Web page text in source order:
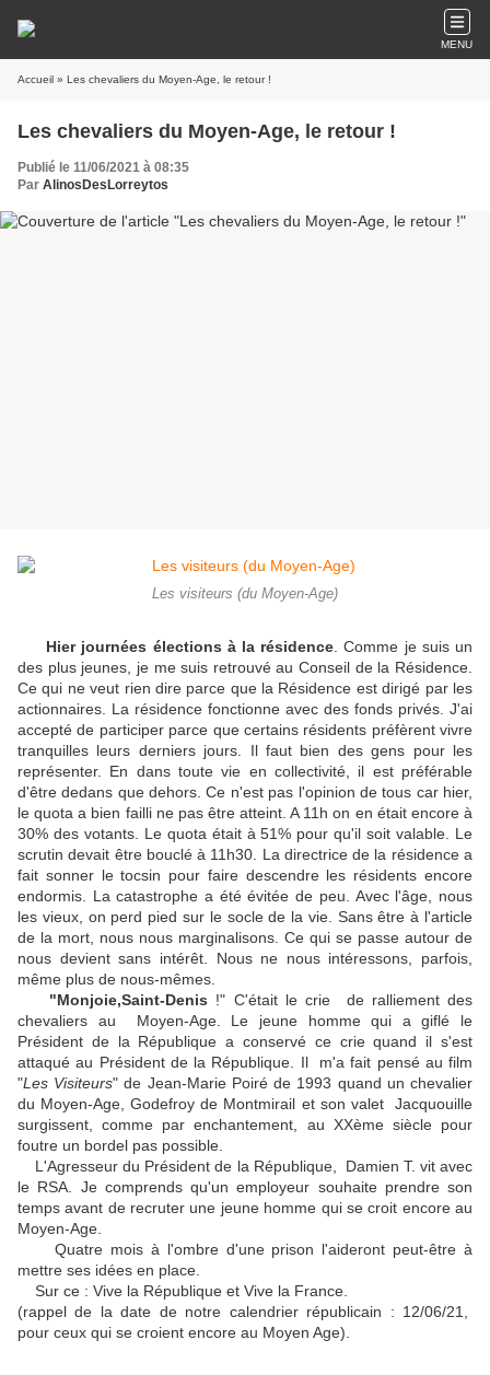
MENU
Accueil » Les chevaliers du Moyen-Age, le retour !
Les chevaliers du Moyen-Age, le retour !
Publié le 11/06/2021 à 08:35
Par AlinosDesLorreytos
Les visiteurs (du Moyen-Age)
Hier journées élections à la résidence . Comme je suis un
des plus jeunes, je me suis retrouvé au Conseil de la Résidence.
Ce qui ne veut rien dire parce que la Résidence est dirigé par les
actionnaires. La résidence fonctionne avec des fonds privés. J'ai
accepté de participer parce que certains résidents préfèrent vivre
tranquilles leurs derniers jours. Il faut bien des gens pour les
représenter. En dans toute vie en collectivité, il est préférable
d'être dedans que dehors. Ce n'est pas l'opinion de tous car hier,
le quota a bien failli ne pas être atteint. A 11h on en était encore à
30% des votants. Le quota était à 51% pour qu'il soit valable. Le
scrutin devait être bouclé à 11h30. La directrice de la résidence a
fait sonner le tocsin pour faire descendre les résidents encore
endormis. La catastrophe a été évitée de peu. Avec l'âge, nous
les vieux, on perd pied sur le socle de la vie. Sans être à l'article
de la mort, nous nous marginalisons. Ce qui se passe autour de
nous devient sans intérêt. Nous ne nous intéressons, parfois,
même plus de nous-mêmes.
"Monjoie,Saint-Denis !" C'était le crie de ralliement des
chevaliers au Moyen-Age. Le jeune homme qui a giflé le
Président de la République a conservé ce crie quand il s'est
attaqué au Président de la République. Il m'a fait pensé au film
"Les Visiteurs" de Jean-Marie Poiré de 1993 quand un chevalier
du Moyen-Age, Godefroy de Montmirail et son valet Jacquouille
surgissent, comme par enchantement, au XXème siècle pour
foutre un bordel pas possible.
L'Agresseur du Président de la République, Damien T. vit avec
le RSA. Je comprends qu'un employeur souhaite prendre son
temps avant de recruter une jeune homme qui se croit encore au
Moyen-Age.
Quatre mois à l'ombre d'une prison l'aideront peut-être à
mettre ses idées en place.
Sur ce : Vive la République et Vive la France.
(rappel de la date de notre calendrier républicain : 12/06/21,
pour ceux qui se croient encore au Moyen Age).